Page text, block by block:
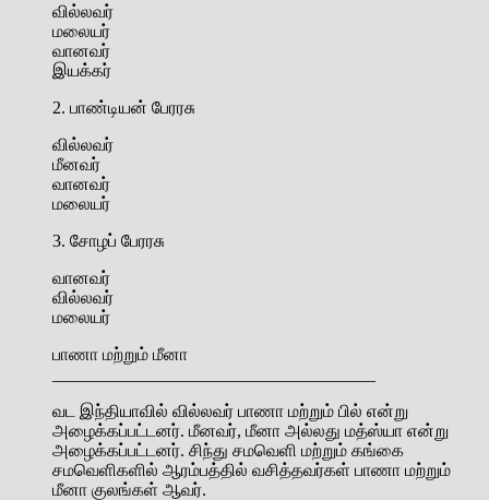
வில்லவர்
மலையர்
வானவர்
இயக்கர்
2. பாண்டியன் பேரரசு
வில்லவர்
மீனவர்
வானவர்
மலையர்
3. சோழப் பேரரசு
வானவர்
வில்லவர்
மலையர்
பாணா மற்றும் மீனா
வட இந்தியாவில் வில்லவர் பாணா மற்றும் பில் என்று
அழைக்கப்பட்டனர். மீனவர், மீனா அல்லது மத்ஸ்யா என்று
அழைக்கப்பட்டனர். சிந்து சமவெளி மற்றும் கங்கை
சமவெளிகளில் ஆரம்பத்தில் வசித்தவர்கள் பாணா மற்றும்
மீனா குலங்கள் ஆவர்.